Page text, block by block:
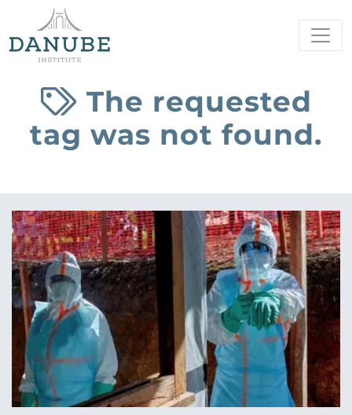
The requested
tag was not found.